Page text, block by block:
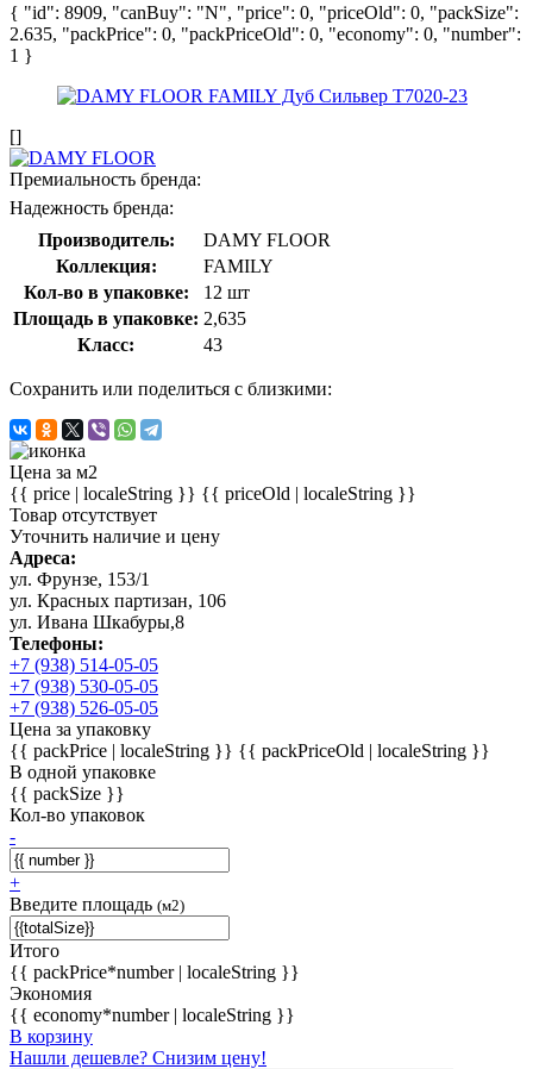
{ "id": 8909, "canBuy": "N", "price": 0, "priceOld": 0, "packSize":
2.635, "packPrice": 0, "packPriceOld": 0, "economy": 0, "number":
1 }
[]
Премиальность бренда:
Надежность бренда:
Производитель:
DAMY FLOOR
Коллекция:
FAMILY
Кол-во в упаковке:
12 шт
Площадь в упаковке: 2,635
Класс:
43
Сохранить или поделиться с близкими:
Цена за м2
{{ price | localeString }} {{ priceOld | localeString }}
Товар отсутствует
Уточнить наличие и цену
Адреса:
ул. Фрунзе, 153/1
ул. Красных партизан, 106
ул. Ивана Шкабуры,8
Телефоны:
+7 (938) 514-05-05
+7 (938) 530-05-05
+7 (938) 526-05-05
Цена за упаковку
{{ packPrice | localeString }} {{ packPriceOld | localeString }}
В одной упаковке
{{ packSize }}
Кол-во упаковок
-
+
Введите площадь (м2)
Итого
{{ packPrice*number | localeString }}
Экономия
{{ economy*number | localeString }}
В корзину
Нашли дешевле? Снизим цену!